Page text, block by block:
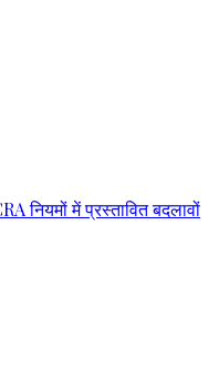
नियमों में प्रस्तावित बदलावों